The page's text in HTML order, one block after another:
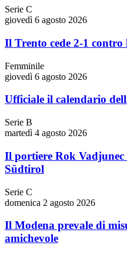
Serie C
giovedì 6 agosto 2026
Il Trento cede 2-1
Femminile
giovedì 6 agosto 2026
Ufficiale il calendario
Serie B
martedì 4 agosto 2026
Il portiere Rok Vadjunec
Südtirol
Serie C
domenica 2 agosto 2026
Il Modena prevale di
amichevole